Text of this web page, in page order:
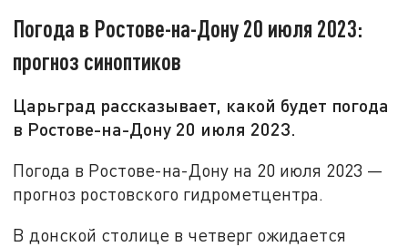
Погода в Ростове-на-Дону 20 июля 2023:
прогноз синоптиков
Царьград рассказывает, какой будет погода
в Ростове-на-Дону 20 июля 2023.
Погода в Ростове-на-Дону на 20 июля 2023 —
прогноз ростовского гидрометцентра.
В донской столице в четверг ожидается